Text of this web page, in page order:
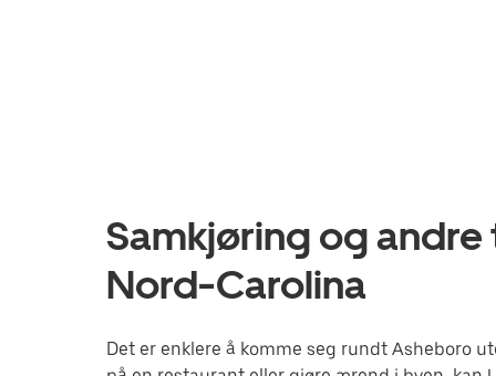
Samkjøring og
Nord-Carolina
Det er enklere å komme seg rundt Asheboro